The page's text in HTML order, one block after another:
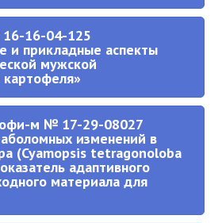
16-04-125
и прикладные аспекты
мужской
картофеля»
м № 17-29-08027
изменений в
(Cyamopsis tetragonoloba
адаптивного
материала для